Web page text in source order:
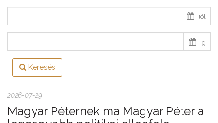
-tól
-ig
Keresés
2026-07-29
Magyar Péternek ma Magyar Péter a